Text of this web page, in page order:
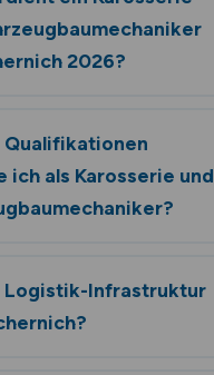
2026?
Qualifikationen
ich als Karosserie und
Logistik-Infrastruktur